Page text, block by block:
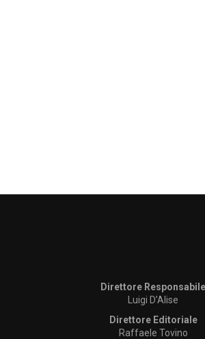
Direttore Responsabile
Luigi D’Alise
Direttore Editoriale
Raffaele Tovino